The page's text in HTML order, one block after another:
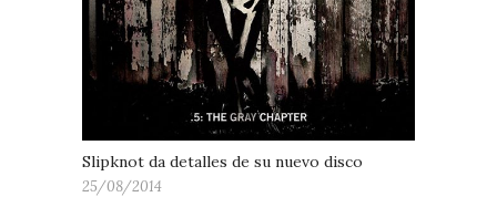
Slipknot da detalles de su nuevo disco
25/08/2014